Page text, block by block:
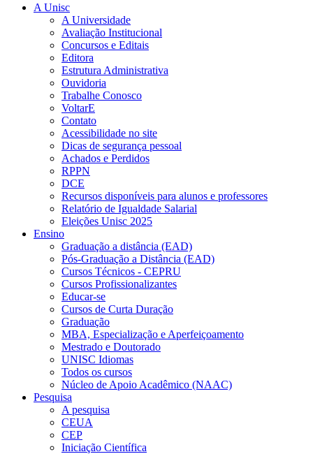
A Unisc
A Universidade
Avaliação Institucional
Concursos e Editais
Editora
Estrutura Administrativa
Ouvidoria
Trabalhe Conosco
VoltarE
Contato
Acessibilidade no site
Dicas de segurança pessoal
Achados e Perdidos
RPPN
DCE
Recursos disponíveis para alunos e professores
Relatório de Igualdade Salarial
Eleições Unisc 2025
Ensino
Graduação a distância (EAD)
Pós-Graduação a Distância (EAD)
Cursos Técnicos - CEPRU
Cursos Profissionalizantes
Educar-se
Cursos de Curta Duração
Graduação
MBA, Especialização e Aperfeiçoamento
Mestrado e Doutorado
UNISC Idiomas
Todos os cursos
Núcleo de Apoio Acadêmico (NAAC)
Pesquisa
A pesquisa
CEUA
CEP
Iniciação Científica